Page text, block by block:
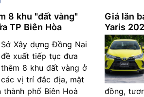
8 khu "đất vàng"
TP Biên Hòa
Sở Xây dựng Đồng Nai
đề xuất tiếp tục đưa
thêm 8 khu đất vàng ở
các vị trí đắc địa, mặt
phố Biên Hoà
Giá lăn
Yaris
đồng,